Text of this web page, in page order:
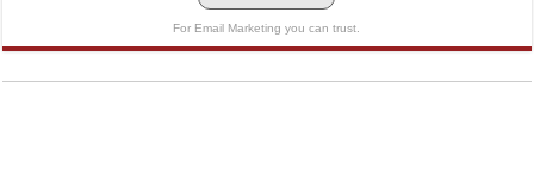
For Email Marketing you can trust.